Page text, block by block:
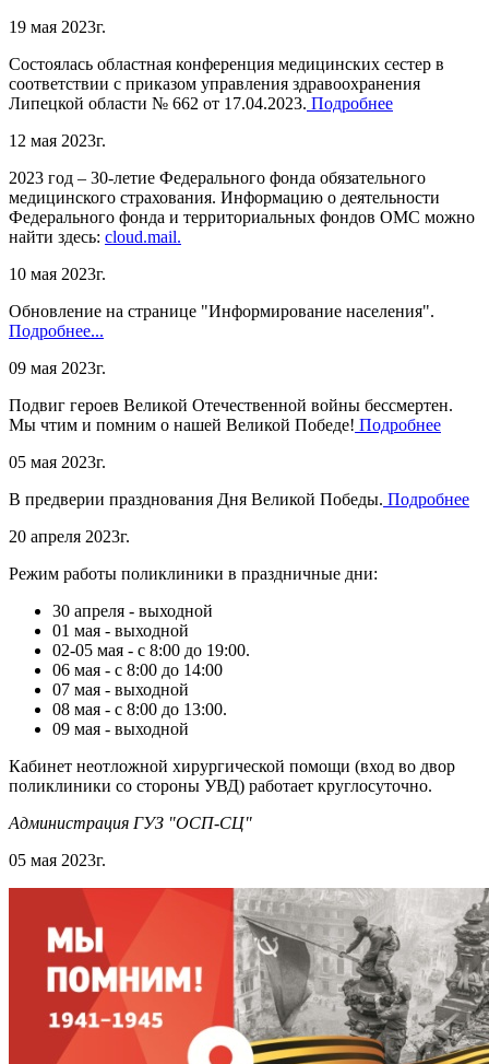
19 мая 2023г.
Состоялась областная конференция медицинских сестер в
соответствии с приказом управления здравоохранения
Липецкой области № 662 от 17.04.2023. Подробнее
12 мая 2023г.
2023 год – 30-летие Федерального фонда обязательного
медицинского страхования. Информацию о деятельности
Федерального фонда и территориальных фондов ОМС можно
найти здесь: cloud.mail.
10 мая 2023г.
Обновление на странице "Информирование населения".
Подробнее...
09 мая 2023г.
Подвиг героев Великой Отечественной войны бессмертен.
Мы чтим и помним о нашей Великой Победе! Подробнее
05 мая 2023г.
В предверии празднования Дня Великой Победы. Подробнее
20 апреля 2023г.
Режим работы поликлиники в праздничные дни:
30 апреля - выходной
01 мая - выходной
02-05 мая - с 8:00 до 19:00.
06 мая - с 8:00 до 14:00
07 мая - выходной
08 мая - с 8:00 до 13:00.
09 мая - выходной
Кабинет неотложной хирургической помощи (вход во двор
поликлиники со стороны УВД) работает круглосуточно.
Администрация ГУЗ "ОСП-СЦ"
05 мая 2023г.